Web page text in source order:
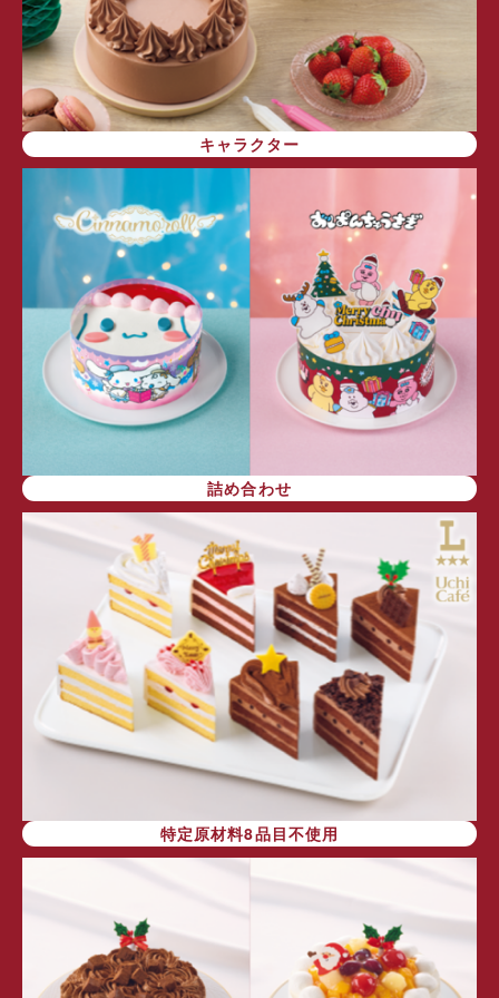
キャラクター
詰め合わせ
特定原材料8品目不使用